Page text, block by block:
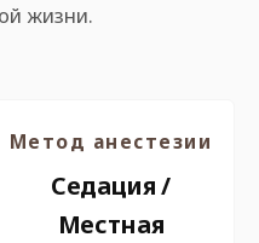
жизни.
Метод анестезии
Седация /
Местная